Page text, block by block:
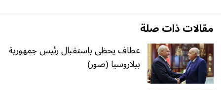
مقالات ذات صلة
عطاف يحظى باستقبال رئيس جمهورية
بيلاروسيا (صور)